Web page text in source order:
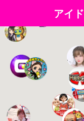
アイ